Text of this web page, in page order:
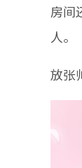
房间
人。
放张